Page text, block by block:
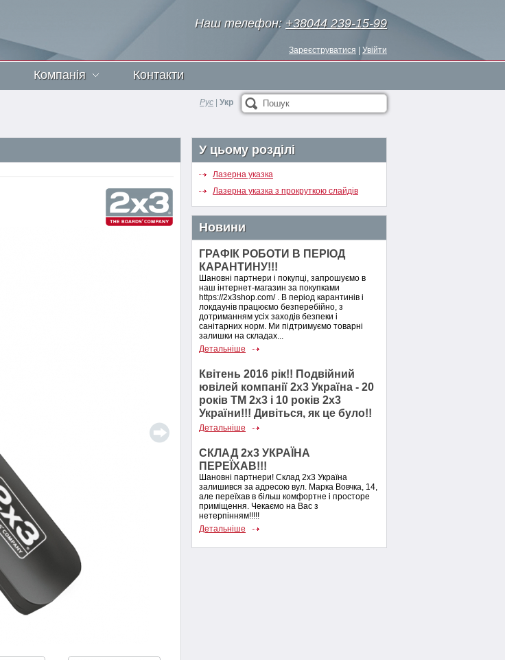
Наш телефон: +38044 239-15-99
Зареєструватися Увійти
Компанія Контакти
Пошук
Рус Укр
У цьому розділі
Лазерна указка
Лазерна указка з прокруткою слайдів
Новини
ГРАФІК РОБОТИ В ПЕРІОД
КАРАНТИНУ!!!
Шановні партнери і покупці, запрошуємо в
наш інтернет-магазин за покупками
https://2x3shop.com/ . В період карантинів і
локдаунів працюємо безперебійно, з
дотриманням усіх заходів безпеки і
санітарних норм. Ми підтримуємо товарні
залишки на складах...
Детальніше
Квітень 2016 рік!! Подвійний
ювілей компанії 2х3 Україна - 20
років ТМ 2х3 і 10 років 2х3
України!!! Дивіться, як це було!!
Детальніше
СКЛАД 2х3 УКРАЇНА
ПЕРЕЇХАВ!!!
Шановні партнери! Склад 2х3 Україна
залишився за адресою вул. Марка Вовчка, 14,
але переїхав в більш комфортне і просторе
приміщення. Чекаємо на Вас з
нетерпінням!!!!!
Детальніше